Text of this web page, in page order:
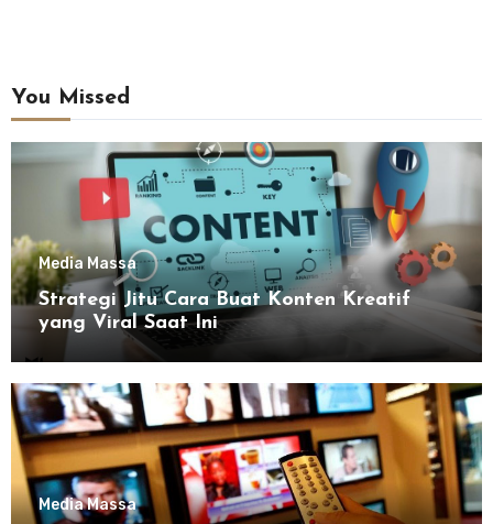
You Missed
Media Massa
Strategi Jitu Cara Buat Konten Kreatif
yang Viral Saat Ini
Media Massa